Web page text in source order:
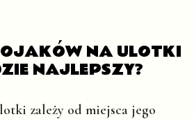
NA ULOTKI
NAJLEPSZY?
zależy od miejsca jego